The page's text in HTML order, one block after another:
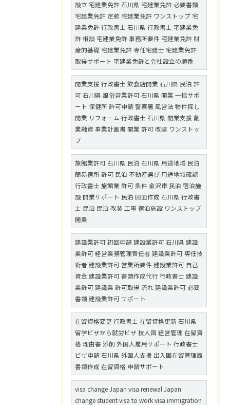
設立 宅建業免許 石川県 宅建業免許 必要書類
宅建業免許 定款 宅建業免許 ワンストップ 宅
建業免許 行政書士 石川県 行政書士 宅建業免
許 相談 宅建業免許 事務所要件 宅建業免許 財
産的基礎 宅建業免許 専任宅建士 宅建業免許
取得サポート 宅建業免許と会社設立の順番
開業支援 行政書士 飲食店開業 石川県 民泊 許
可 石川県 風俗営業許可 石川県 開業 一括サポ
ート 保健所 許可申請 警察署 風営法 物件探し
開業 リフォーム 行政書士 石川県 開業支援 創
業融資 事業計画書 開業 許可 改装 ワンストッ
プ
旅館業許可 石川県 民泊 石川県 用途地域 民泊
簡易宿所 許可 民泊 不動産選び 用途地域確認
行政書士 旅館業 許可 条件 金沢市 民泊 宿泊施
設 開業サポート 民泊 図面作成 石川県 行政書
士 民泊 民泊 改装 工事 宿泊施設 ワンストップ
開業
建設業許可 初回申請 建設業許可 石川県 建設
業許可 経営業務管理責任者 建設業許可 専任技
術者 建設業許可 営業所要件 建設業許可 自己
資金 建設業許可 書類作成代行 行政書士 建設
業許可 建設業 許可取得 流れ 建設業許可 必要
書類 建設業許可 サポート
在留資格変更 行政書士 在留資格更新 石川県
留学ビザから就労ビザ 技人国 経営管理 在留資
格 理由書 添削 外国人雇用サポート 行政書士
ビザ申請 石川県 外国人支援 出入国在留管理局
書類作成 在留資格 申請サポート
visa change Japan visa renewal Japan
change student visa to work visa immigration